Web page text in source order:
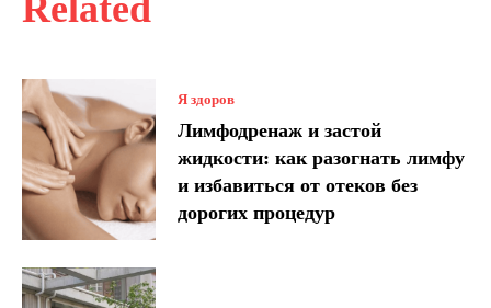
Я здоров
Лимфодренаж и застой
жидкости: как разогнать лимфу
и избавиться от отеков без
дорогих процедур